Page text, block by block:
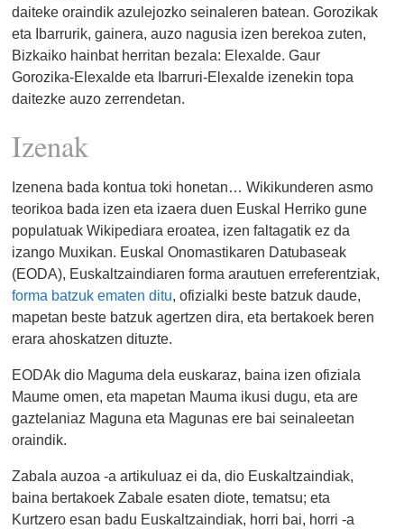
daiteke oraindik azulejozko seinaleren batean. Gorozikak
eta Ibarrurik, gainera, auzo nagusia izen berekoa zuten,
Bizkaiko hainbat herritan bezala: Elexalde. Gaur
Gorozika-Elexalde eta Ibarruri-Elexalde izenekin topa
daitezke auzo zerrendetan.
Izenak
Izenena bada kontua toki honetan… Wikikunderen asmo
teorikoa bada izen eta izaera duen Euskal Herriko gune
populatuak Wikipediara eroatea, izen faltagatik ez da
izango Muxikan. Euskal Onomastikaren Datubaseak
(EODA), Euskaltzaindiaren forma arautuen erreferentziak,
forma batzuk ematen ditu, ofizialki beste batzuk daude,
mapetan beste batzuk agertzen dira, eta bertakoek beren
erara ahoskatzen dituzte.
EODAk dio Maguma dela euskaraz, baina izen ofiziala
Maume omen, eta mapetan Mauma ikusi dugu, eta are
gaztelaniaz Maguna eta Magunas ere bai seinaleetan
oraindik.
Zabala auzoa -a artikuluaz ei da, dio Euskaltzaindiak,
baina bertakoek Zabale esaten diote, tematsu; eta
Kurtzero esan badu Euskaltzaindiak, horri bai, horri -a